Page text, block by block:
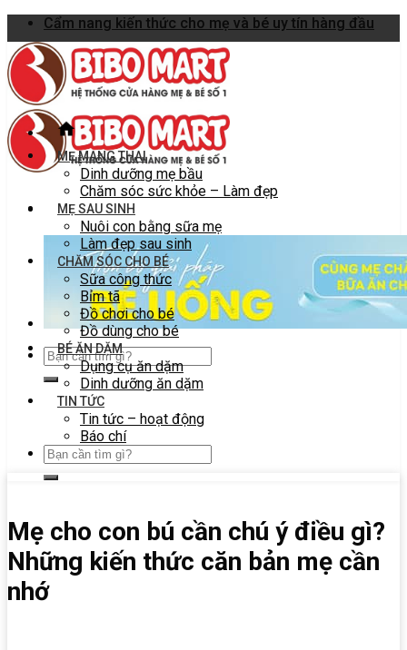
Skip
to
content
Cẩm nang kiến thức cho mẹ và bé uy tín hàng đầu
MẸ MANG THAI
Dinh dưỡng mẹ bầu
Chăm sóc sức khỏe – Làm đẹp
MẸ SAU SINH
Nuôi con bằng sữa mẹ
Làm đẹp sau sinh
CHĂM SÓC CHO BÉ
Sữa công thức
Bỉm tã
Đồ chơi cho bé
Đồ dùng cho bé
BÉ ĂN DẶM
Dụng cụ ăn dặm
Dinh dưỡng ăn dặm
TIN TỨC
Tin tức – hoạt động
Báo chí
Mẹ cho con bú cần chú ý điều gì?
Những kiến thức căn bản mẹ cần
nhớ